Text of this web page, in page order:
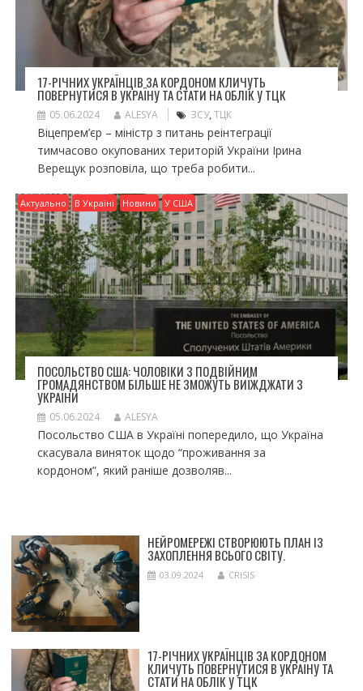
17-РІЧНИХ УКРАЇНЦІВ ЗА КОРДОНОМ КЛИЧУТЬ
ПОВЕРНУТИСЯ В УКРАЇНУ ТА СТАТИ НА ОБЛІК У ТЦК
05.06.2024 ALESYA ЗСУ, ТЦК
Віцепрем’єр – міністр з питань реінтеграції
тимчасово окупованих територій України Ірина
Верещук розповіла, що треба робити...
Актуально В Україні Новини У США
ПОСОЛЬСТВО США: ЧОЛОВІКИ З ПОДВІЙНИМ
ГРОМАДЯНСТВОМ БІЛЬШЕ НЕ ЗМОЖУТЬ ВИЇЖДЖАТИ З
УКРАЇНИ
05.06.2024 ALESYA
Посольство США в Україні попередило, що Україна
скасувала виняток щодо “проживання за
кордоном”, який раніше дозволяв...
НЕЙРОМЕРЕЖІ СТВОРЮЮТЬ ПЛАН ІЗ
ЗАХОПЛЕННЯ ВСЬОГО СВІТУ.
03.09.2024 CRISIS
17-РІЧНИХ УКРАЇНЦІВ ЗА КОРДОНОМ
КЛИЧУТЬ ПОВЕРНУТИСЯ В УКРАЇНУ ТА
СТАТИ НА ОБЛІК У ТЦК